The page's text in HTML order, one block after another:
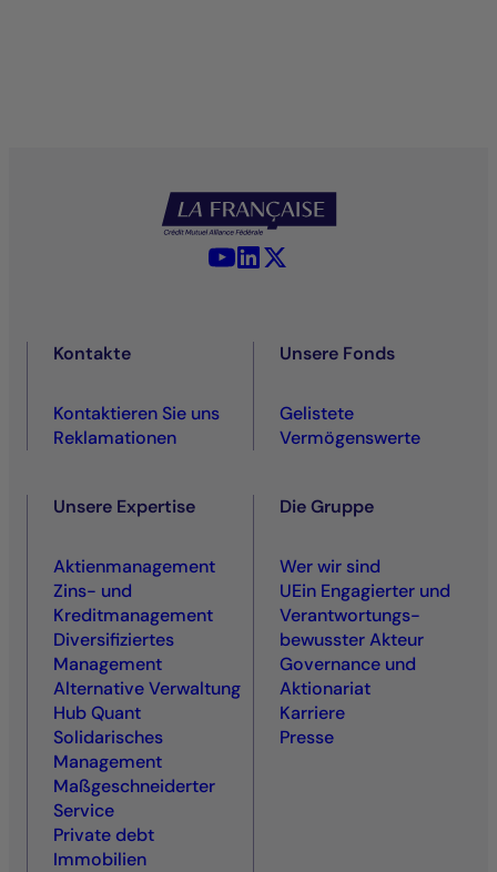
YouTube - La Française
LinkedIn - La Française
Kontakte
Kontaktieren Sie uns
Reklamationen
Unsere Fonds
Gelistete
Vermögenswerte
Unsere Expertise
Aktienmanagement
Zins- und
Kreditmanagement
Diversifiziertes
Management
Alternative Verwaltung
Hub Quant
Solidarisches
Management
Maßgeschneiderter
Service
Private debt
Immobilien
Die Gruppe
Wer wir sind
UEin Engagierter und
Ver­antwortungs­
bewusster Akteur
Governance und
Aktionariat
Karriere
Presse